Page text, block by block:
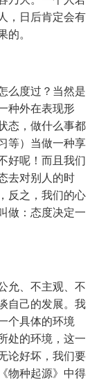
，日后肯定会有
。
么度过？当然是
种外在表现形
态，做什么事都
等）当做一种享
好呢！而且我们
去对别人的时
反之，我们的心
做：态度决定一
允、不主观、不
自己的发展。我
个具体的环境
处的环境，这一
论好坏，我们要
物种起源》中得